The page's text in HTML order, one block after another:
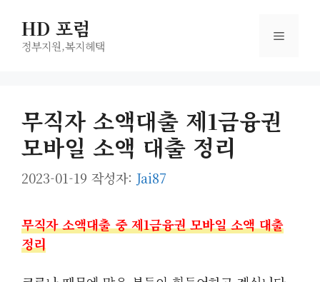
HD 포럼
정부지원,복지헤택
메
무직자 소액대출 제1금융권
모바일 소액 대출 정리
2023-01-19 작성자: Jai87
무직자 소액대출 중 제1금융권 모바일 소액 대출
정리